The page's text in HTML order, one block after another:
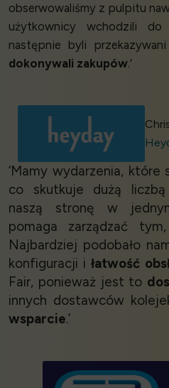
obserwowaliśmy z pulpitu
użytkownicy wchodzili do
następnie byli
dokonywali zakupów.’
‘Mamy wydarzenia, które
co skutkuje dużą
naszą stronę w
pomaga zarządzać
Najbardziej podobało
konfiguracji iłatwość
Fair, ponieważ jest to
innych dostawców
wsparcie.’